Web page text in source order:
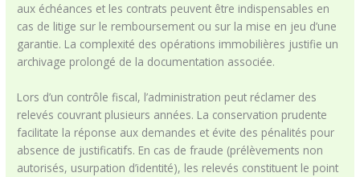
aux échéances et les contrats peuvent être indispensables en
cas de litige sur le remboursement ou sur la mise en jeu d’une
garantie. La complexité des opérations immobilières justifie un
archivage prolongé de la documentation associée.
Lors d’un contrôle fiscal, l’administration peut réclamer des
relevés couvrant plusieurs années. La conservation prudente
facilitate la réponse aux demandes et évite des pénalités pour
absence de justificatifs. En cas de fraude (prélèvements non
autorisés, usurpation d’identité), les relevés constituent le point